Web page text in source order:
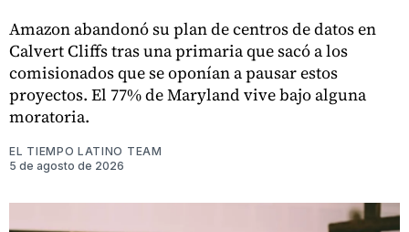
Amazon abandonó su plan de centros de datos en
Calvert Cliffs tras una primaria que sacó a los
comisionados que se oponían a pausar estos
proyectos. El 77% de Maryland vive bajo alguna
moratoria.
EL TIEMPO LATINO TEAM
5 de agosto de 2026